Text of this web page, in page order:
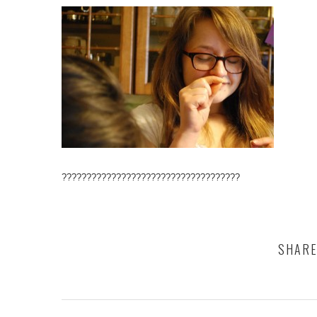
????????????????????????????????????